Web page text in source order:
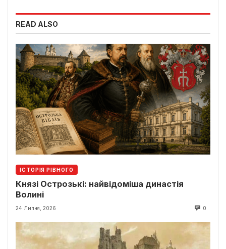
READ ALSO
ІСТОРІЯ РІВНОГО
Князі Острозькі: найвідоміша династія
Волині
24 Липня, 2026 0